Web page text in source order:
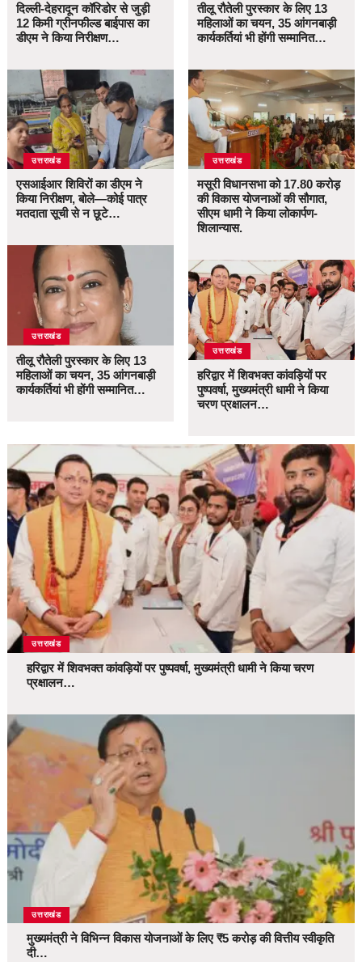
दिल्ली-देहरादून कॉरिडोर से जुड़ी
12 किमी ग्रीनफील्ड बाईपास का
डीएम ने किया निरीक्षण…
उत्तराखंड
एसआईआर शिविरों का डीएम ने
किया निरीक्षण, बोले—कोई पात्र
मतदाता सूची से न छूटे…
उत्तराखंड
तीलू रौतेली पुरस्कार के लिए 13
महिलाओं का चयन, 35 आंगनबाड़ी
कार्यकर्तियां भी होंगी सम्मानित…
तीलू रौतेली पुरस्कार के लिए 13
महिलाओं का चयन, 35 आंगनबाड़ी
कार्यकर्तियां भी होंगी सम्मानित…
उत्तराखंड
मसूरी विधानसभा को 17.80 करोड़
की विकास योजनाओं की सौगात,
सीएम धामी ने किया लोकार्पण-
शिलान्यास.
उत्तराखंड
हरिद्वार में शिवभक्त कांवड़ियों पर
पुष्पवर्षा, मुख्यमंत्री धामी ने किया
चरण प्रक्षालन…
उत्तराखंड
हरिद्वार में शिवभक्त कांवड़ियों पर पुष्पवर्षा, मुख्यमंत्री धामी ने किया चरण
प्रक्षालन…
उत्तराखंड
मुख्यमंत्री ने विभिन्न विकास योजनाओं के लिए ₹5 करोड़ की वित्तीय स्वीकृति
दी…